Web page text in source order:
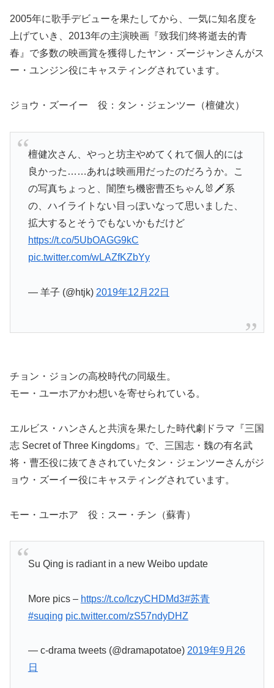
2005年に歌手デビューを果たしてから、一気に知名度を
上げていき、2013年の主演映画『致我们终将逝去的青
春』で多数の映画賞を獲得したヤン・ズージャンさんがス
ー・ユンジン役にキャスティングされています。
ジョウ・ズーイー 役：タン・ジェンツー（檀健次）
檀健次さん、やっと坊主やめてくれて個人的には
良かった……あれは映画用だったのだろうか。こ
の写真ちょっと、闇堕ち機密曹丕ちゃん🐰🗡️系
の、ハイライトない目っぽいなって思いました、
拡大するとそうでもないかもだけど
https://t.co/5UbOAGG9kC
pic.twitter.com/wLAZfKZbYy
— 羊子 (@htjk) 2019年12月22日
チョン・ジョンの高校時代の同級生。
モー・ユーホアかわ想いを寄せられている。
エルビス・ハンさんと共演を果たした時代劇ドラマ『三国
志 Secret of Three Kingdoms』で、三国志・魏の有名武
将・曹丕役に抜てきされていたタン・ジェンツーさんがジ
ョウ・ズーイー役にキャスティングされています。
モー・ユーホア 役：スー・チン（蘇青）
Su Qing is radiant in a new Weibo update
More pics – https://t.co/IczyCHDMd3#苏青
#suqing pic.twitter.com/zS57ndyDHZ
— c-drama tweets (@dramapotatoe) 2019年9月26
日